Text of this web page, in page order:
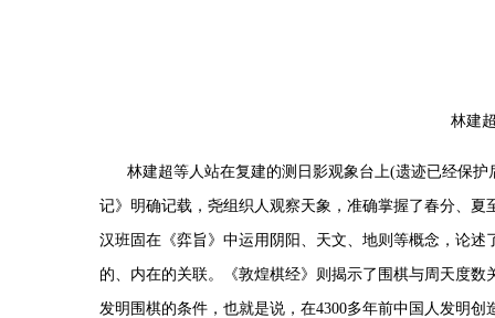
林建
林建超等人站在复建的测日影观象台上(遗迹已经保护
记》明确记载，尧组织人观察天象，准确掌握了春分、
汉班固在《弈旨》中运用阴阳、天文、地则等概念，论
的、内在的关联。《敦煌棋经》则揭示了围棋与周天度
发明围棋的条件，也就是说，在4300多年前中国人发明创